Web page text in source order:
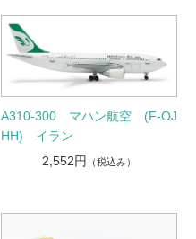
A310-300 マハン航空 (F-OJ
HH) イラン
2,552円
（税込み）